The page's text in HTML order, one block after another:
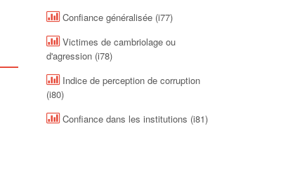
Confiance généralisée (i77)
Victimes de cambriolage ou
d'agression (i78)
Indice de perception de corruption
(i80)
Confiance dans les institutions (i81)